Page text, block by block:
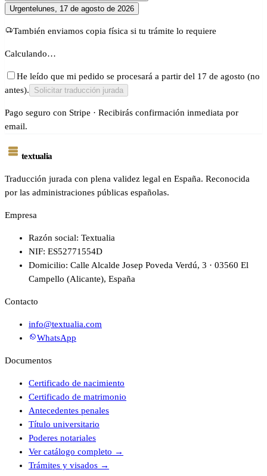
Urgente lunes, 17 de agosto de 2026
También enviamos copia física si tu trámite lo requiere
Calculando…
He leído que mi pedido se procesará a partir del 17 de agosto (no
antes).
Solicitar traducción jurada
Pago seguro con Stripe · Recibirás confirmación inmediata por
email.
textualia
Traducción jurada con plena validez legal en España. Reconocida
por las administraciones públicas españolas.
Empresa
Razón social: Textualia
NIF: ES52771554D
Domicilio: Calle Alcalde Josep Poveda Verdú, 3 · 03560 El
Campello (Alicante), España
Contacto
info@textualia.com
WhatsApp
Documentos
Certificado de nacimiento
Certificado de matrimonio
Antecedentes penales
Título universitario
Poderes notariales
Ver catálogo completo →
Trámites y visados →